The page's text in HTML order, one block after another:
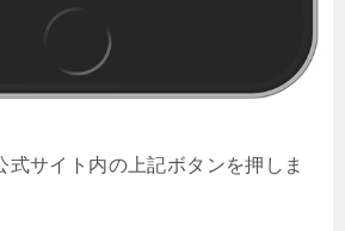
式サイト内の上記ボタンを押しま